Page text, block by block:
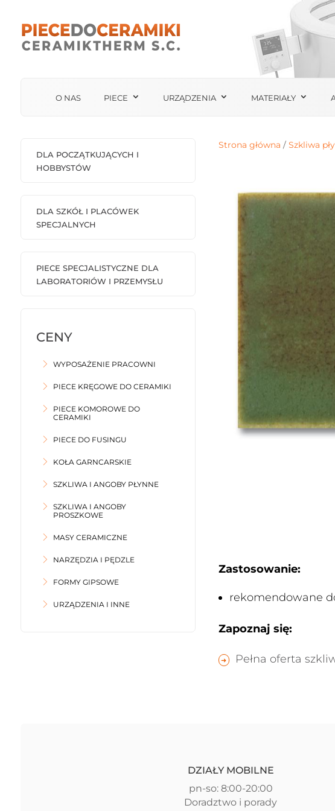
O NAS PIECE URZĄDZENIA MATERIAŁY
DLA POCZĄTKUJĄCYCH I
HOBBYSTÓW
DLA SZKÓŁ I PLACÓWEK
SPECJALNYCH
PIECE SPECJALISTYCZNE DLA
LABORATORIÓW I PRZEMYSŁU
WYPOSAŻENIE PRACOWNI
PIECE KRĘGOWE DO CERAMIKI
PIECE KOMOROWE DO
CERAMIKI
PIECE DO FUSINGU
KOŁA GARNCARSKIE
SZKLIWA I ANGOBY PŁYNNE
SZKLIWA I ANGOBY
PROSZKOWE
MASY CERAMICZNE
NARZĘDZIA I PĘDZLE
FORMY GIPSOWE
URZĄDZENIA I INNE
Strona główna /Szkliwa
Zastosowanie:
rekomendowane
Zapoznaj się:
Pełna oferta
DZIAŁY MOBILNE
pn-so: 8:00-20:00
Doradztwo i porady